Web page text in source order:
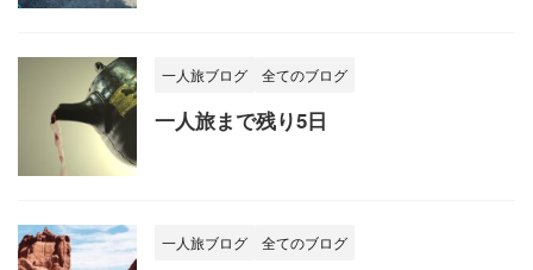
一人旅ブログ 全てのブログ
一人旅まで残り5日
一人旅ブログ 全てのブログ